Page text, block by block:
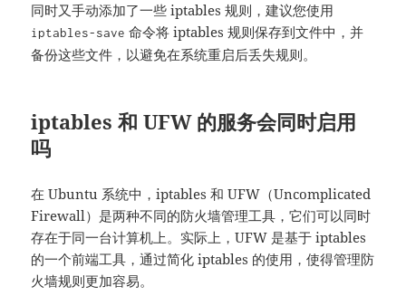
同时又手动添加了一些 iptables 规则，建议您使用
iptables-save 命令将 iptables 规则保存到文件中，并
备份这些文件，以避免在系统重启后丢失规则。
iptables 和 UFW 的服务会同时启用
吗
在 Ubuntu 系统中，iptables 和 UFW（Uncomplicated
Firewall）是两种不同的防火墙管理工具，它们可以同时
存在于同一台计算机上。实际上，UFW 是基于 iptables
的一个前端工具，通过简化 iptables 的使用，使得管理防
火墙规则更加容易。